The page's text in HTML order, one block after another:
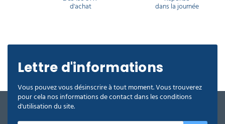
Pour un usage moins intense mais demandant de
de charges lourdes permet de déplacer jusqu’à 300
Transpalettes qui en plus, sont encombrantes par
rapport à la taille réduite d’un chariot de
manutention pliable.
d'achat dans la journée
Lettre d'informations
Vous pouvez vous désinscrire à tout moment. Vous trouverez
pour cela nos informations de contact dans les conditions
d'utilisation du site.